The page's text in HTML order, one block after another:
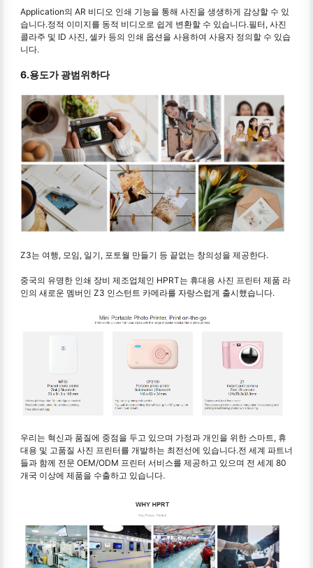
Application의 AR 비디오 인쇄 기능을 통해 사진을 생생하게 감상할 수 있
습니다.정적 이미지를 동적 비디오로 쉽게 변환할 수 있습니다.필터, 사진
콜라주 및 ID 사진, 셀카 등의 인쇄 옵션을 사용하여 사용자 정의할 수 있습
니다.
6.용도가 광범위하다
Z3는 여행, 모임, 일기, 포토월 만들기 등 끝없는 창의성을 제공한다.
중국의 유명한 인쇄 장비 제조업체인 HPRT는 휴대용 사진 프린터 제품 라
인의 새로운 멤버인 Z3 인스턴트 카메라를 자랑스럽게 출시했습니다.
우리는 혁신과 품질에 중점을 두고 있으며 가정과 개인을 위한 스마트, 휴
대용 및 고품질 사진 프린터를 개발하는 최전선에 있습니다.전 세계 파트너
들과 함께 전문 OEM/ODM 프린터 서비스를 제공하고 있으며 전 세계 80
개국 이상에 제품을 수출하고 있습니다.